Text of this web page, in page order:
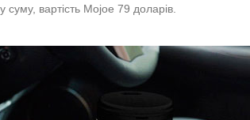
суму, вартість Mojoe 79 доларів.